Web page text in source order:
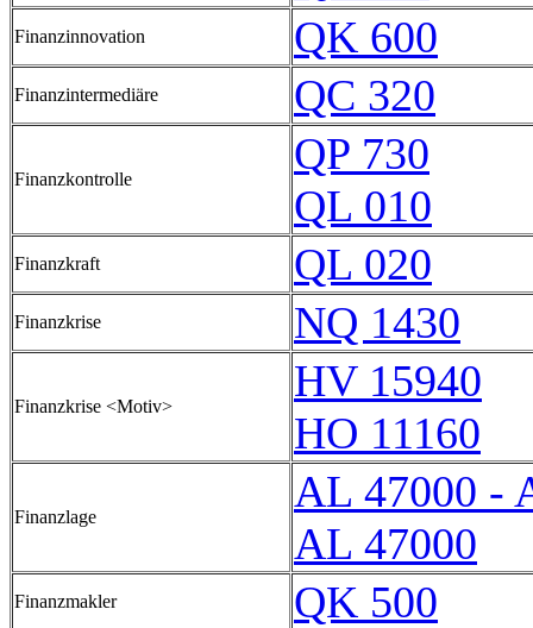
Finanzinnovation QK 600
Finanzintermediäre QC 320
Finanzkontrolle
QP 730
QL 010
Finanzkraft QL 020
Finanzkrise NQ 1430
Finanzkrise <Motiv>
HV 15940
HO 11160
Finanzlage
AL 47000 -
AL 47000
Finanzmakler QK 500